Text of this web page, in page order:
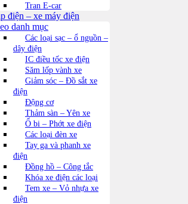
Tran E-car
điện – xe máy điện
danh mục
Các loại sạc – ổ nguồn –
dây điện
IC điều tốc xe điện
Săm lốp vành xe
Giảm sóc – Đồ sắt xe
điện
Động cơ
Thảm sàn – Yên xe
Ổ bi – Phớt xe điện
Các loại đèn xe
Tay ga và phanh xe
điện
Đồng hồ – Công tắc
Khóa xe điện các loại
Tem xe – Vỏ nhựa xe
điện